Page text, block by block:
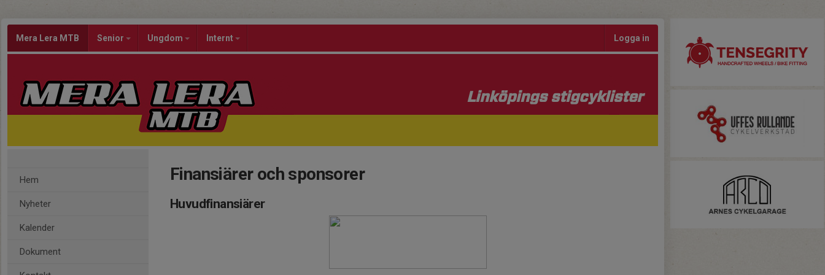
Mera Lera MTB Senior Ungdom Internt Logga in
Linköpings stigcyklister
Hem
Nyheter
Kalender
Dokument
Finansiärer och sponsorer
Huvudfinansiärer